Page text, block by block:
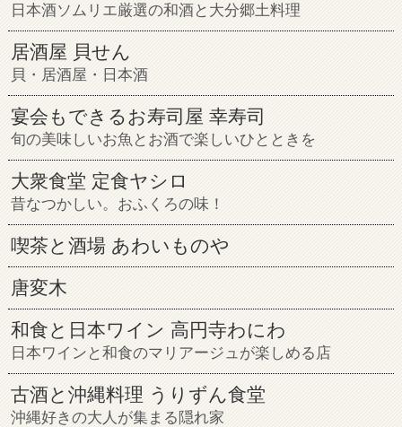
日本酒ソムリエ厳選の和酒と大分郷土料理
居酒屋 貝せん
貝・居酒屋・日本酒
宴会もできるお寿司屋 幸寿司
旬の美味しいお魚とお酒で楽しいひとときを
大衆食堂 定食ヤシロ
昔なつかしい。おふくろの味！
喫茶と酒場 あわいものや
唐変木
和食と日本ワイン 高円寺わにわ
日本ワインと和食のマリアージュが楽しめる店
古酒と沖縄料理 うりずん食堂
沖縄好きの大人が集まる隠れ家